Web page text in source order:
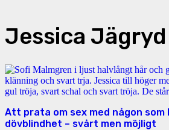
Jessica Jägryd
Att prata om sex med någon som
dövblindhet – svårt men möjligt